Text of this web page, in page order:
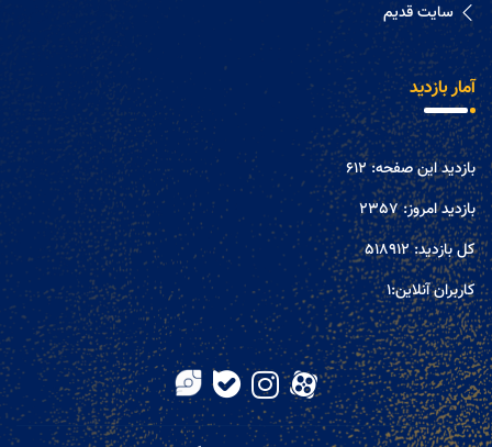
سایت قدیم
آمار بازدید
بازدید این صفحه:612
بازدید امروز:2357
کل بازدید:518912
کاربران آنلاین:1